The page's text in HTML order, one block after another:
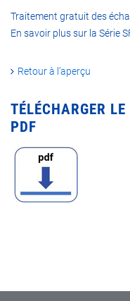
Traitement gratuit des
En savoir plus sur la Série
Retour à l’aperçu
TÉLÉCHARGER
PDF